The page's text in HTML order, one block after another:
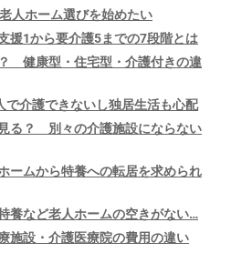
人ホーム選びを始めたい
1から要介護5までの7段階とは
健康型・住宅型・介護付きの違
介護できないし独居生活も心配
る？ 別々の介護施設にならない
ームから特養への転居を求められ
養など老人ホームの空きがない…
施設・介護医療院の費用の違い